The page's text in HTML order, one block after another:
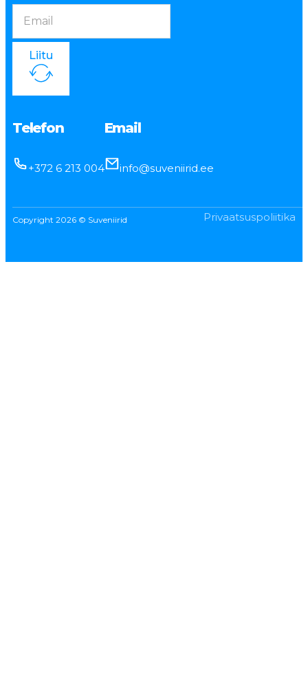
Liitu
Telefon
+372 6 213 004
Email
info@suveniirid.ee
Copyright 2026 © Suveniirid Privaatsuspoliitika